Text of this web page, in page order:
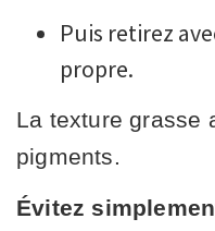
Puis retirez
propre.
La texture grasse
pigments.
Évitez